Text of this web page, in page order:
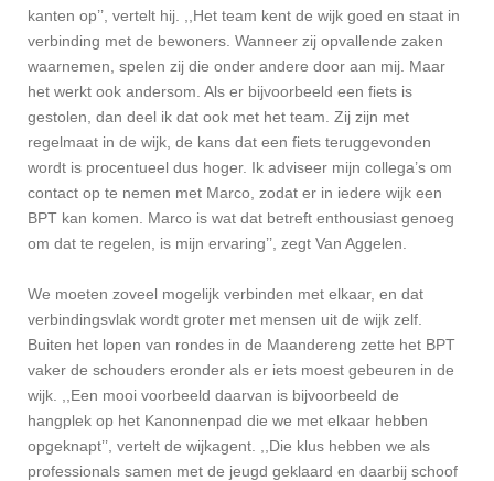
kanten op’’, vertelt hij. ,,Het team kent de wijk goed en staat in
verbinding met de bewoners. Wanneer zij opvallende zaken
waarnemen, spelen zij die onder andere door aan mij. Maar
het werkt ook andersom. Als er bijvoorbeeld een fiets is
gestolen, dan deel ik dat ook met het team. Zij zijn met
regelmaat in de wijk, de kans dat een fiets teruggevonden
wordt is procentueel dus hoger. Ik adviseer mijn collega’s om
contact op te nemen met Marco, zodat er in iedere wijk een
BPT kan komen. Marco is wat dat betreft enthousiast genoeg
om dat te regelen, is mijn ervaring’’, zegt Van Aggelen.
We moeten zoveel mogelijk verbinden met elkaar, en dat
verbindingsvlak wordt groter met mensen uit de wijk zelf.
Buiten het lopen van rondes in de Maandereng zette het BPT
vaker de schouders eronder als er iets moest gebeuren in de
wijk. ,,Een mooi voorbeeld daarvan is bijvoorbeeld de
hangplek op het Kanonnenpad die we met elkaar hebben
opgeknapt’’, vertelt de wijkagent. ,,Die klus hebben we als
professionals samen met de jeugd geklaard en daarbij schoof